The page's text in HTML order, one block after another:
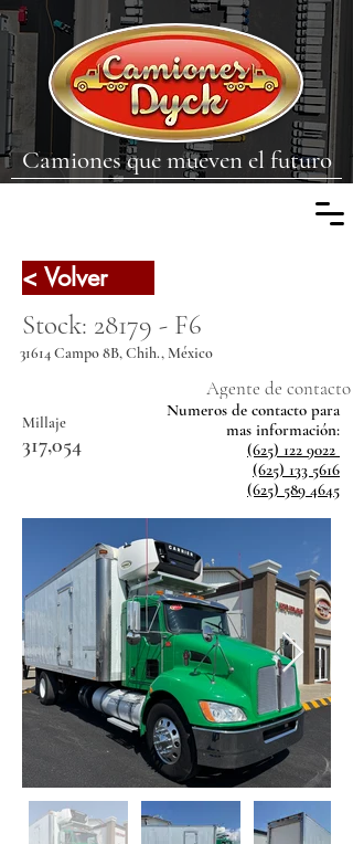
Camiones que mueven el futuro
< Volver
Stock: 28179 - F6
31614 Campo 8B, Chih., México
Agente de contacto
Millaje
317,054
Numeros de contacto para
mas información:
(625) 122 9022
(625) 133 5616
(625) 589 4645